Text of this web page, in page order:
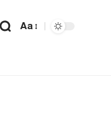
Aa